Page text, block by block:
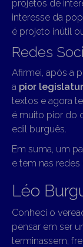
projetos de
interesse da
é projeto inútil
Redes
Afirmei, após a
a pior
textos e agora
é muito pior do
edil burguês.
Em suma, um
e tem nas redes
Léo
Conheci o
pensar em ser
terminassem,